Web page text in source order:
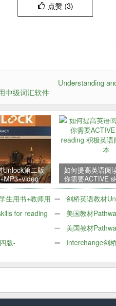
点赞 (3)
中级词汇软件
Understanding
Unlock第二版
如何提高英语阅
你需要ACTIVE
reading 积极英
共5本
生用书+教师用
剑桥英语教材
for reading
美国教材
美国教材
版-
Interchange剑